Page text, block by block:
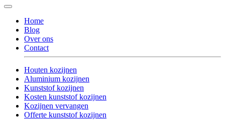
Home
Blog
Over ons
Contact
Houten kozijnen
Aluminium kozijnen
Kunststof kozijnen
Kosten kunststof kozijnen
Kozijnen vervangen
Offerte kunststof kozijnen